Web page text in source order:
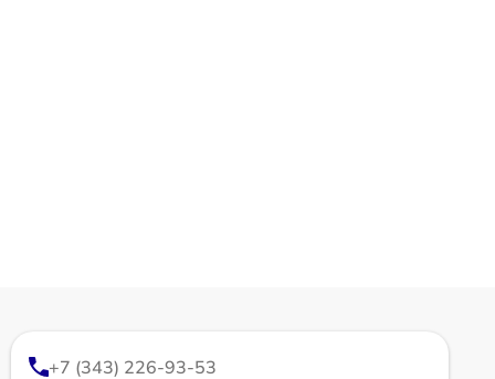
+7 (343) 226-93-53